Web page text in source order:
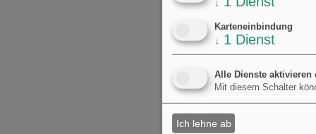
↓
Karteneinbindung
↓ 1 Dienst
Alle Dienste aktivieren
Mit diesem Schalter
Ich lehne ab